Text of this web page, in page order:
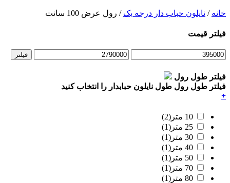
خانه / نایلون حباب دار درجه یک / رول عرض 100 سانت
فیلتر قیمت
فیلتر
فیلتر طول رول
فیلتر طول رول طول نایلون حبابدار را انتخاب کنید
+
10 متر
(2)
25 متر
(1)
30 متر
(1)
40 متر
(1)
50 متر
(1)
70 متر
(1)
80 متر
(1)